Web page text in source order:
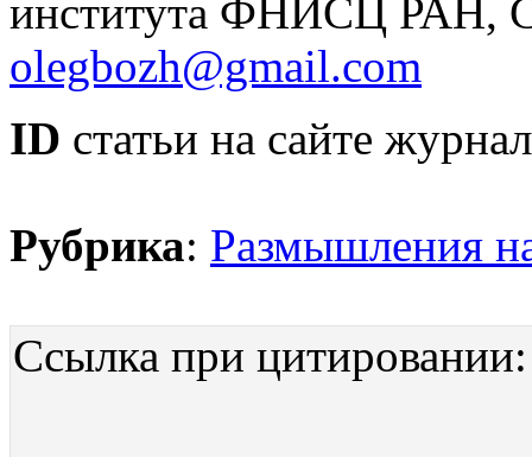
института ФНИСЦ РАН,
olegbozh@gmail.com
ID статьи на сайте
Рубрика: Размышления
Ссылка при цитировании: